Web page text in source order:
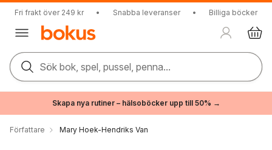
Fri frakt över 249 kr • Snabba leveranser • Billiga böcker
Sök bok, spel, pussel, penna...
Skapa nya rutiner – hälsoböcker upp till 50% →
Författare Mary Hoek-Hendriks Van